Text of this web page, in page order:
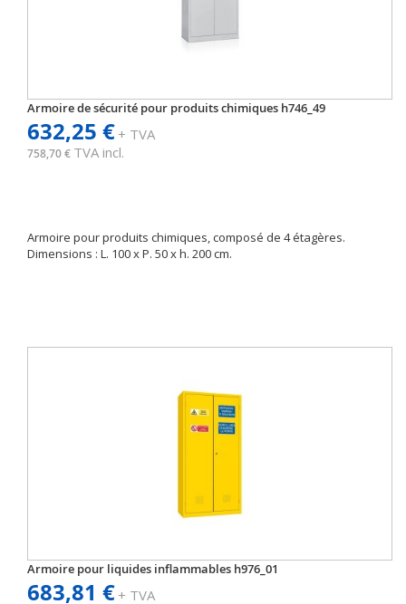
Armoire de sécurité pour produits chimiques h746_49
632,25 €+ TVA
758,70 € TVA incl.
Armoire pour produits chimiques, composé de 4 étagères.
Dimensions : L. 100 x P. 50 x h. 200 cm.
Armoire pour liquides inflammables h976_01
683,81 €+ TVA